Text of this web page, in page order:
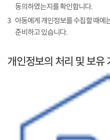
동의하였는지를 확인합니다.
3 아동에게 개인정보를 수집할 때에
준비하고 있습니다.
개인정보의 처리 및 보유